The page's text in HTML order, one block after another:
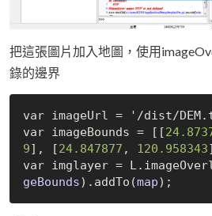
把這張圖片加入地圖，使用
錄的邊界
var imageUrl = '/dist/DEM.
var imageBounds =
[[
9] , [24.847877 , 120.958343]
var imglayer = L. image
geBounds) .addTo(map)